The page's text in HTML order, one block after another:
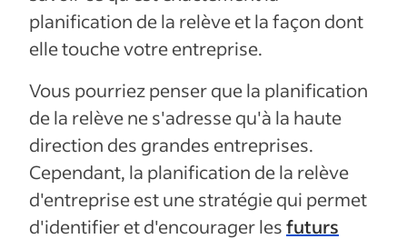
planification de la relève et la façon dont
elle touche votre entreprise.
Vous pourriez penser que la planification
de la relève ne s'adresse qu'à la haute
direction des grandes entreprises.
Cependant, la planification de la relève
d'entreprise est une stratégie qui permet
d'identifier et d'encourager lesfuturs